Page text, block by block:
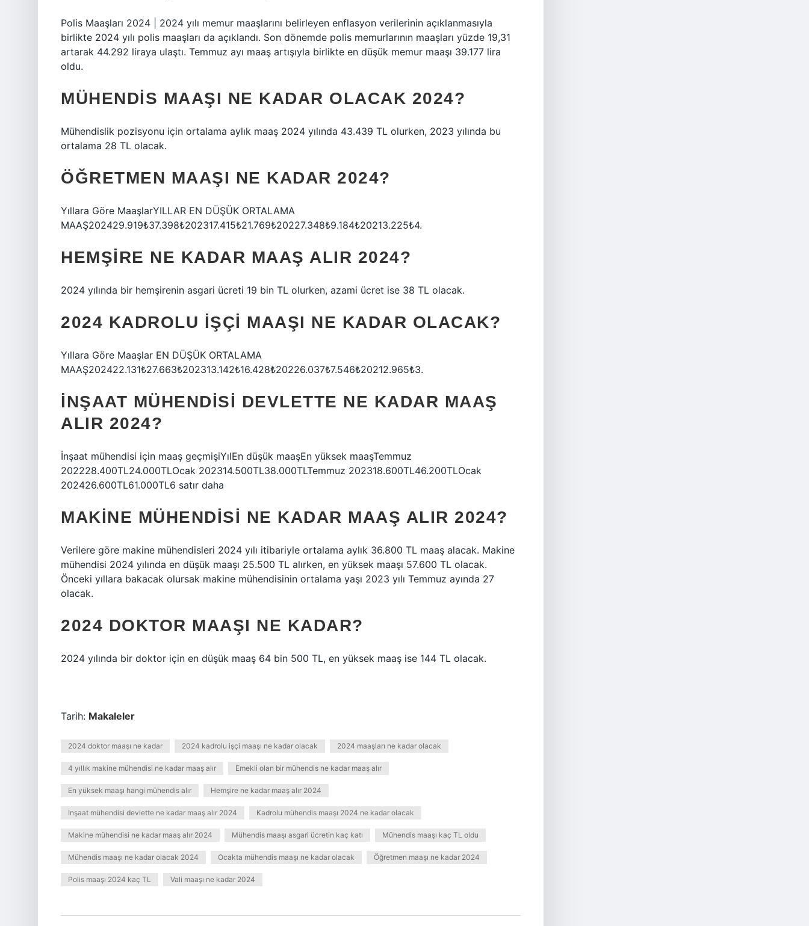
Polis Maaşları 2024 | 2024 yılı memur maaşlarını belirleyen enflasyon verilerinin açıklanmasıyla
birlikte 2024 yılı polis maaşları da açıklandı. Son dönemde polis memurlarının maaşları yüzde 19,31
artarak 44.292 liraya ulaştı. Temmuz ayı maaş artışıyla birlikte en düşük memur maaşı 39.177 lira
oldu.
MÜHENDIS MAAŞI NE KADAR OLACAK 2024?
Mühendislik pozisyonu için ortalama aylık maaş 2024 yılında 43.439 TL olurken, 2023 yılında bu
ortalama 28 TL olacak.
ÖĞRETMEN MAAŞI NE KADAR 2024?
Yıllara Göre MaaşlarYILLAR EN DÜŞÜK ORTALAMA
MAAŞ202429.919₺37.398₺202317.415₺21.769₺20227.348₺9.184₺20213.225₺4.
HEMŞIRE NE KADAR MAAŞ ALIR 2024?
2024 yılında bir hemşirenin asgari ücreti 19 bin TL olurken, azami ücret ise 38 TL olacak.
2024 KADROLU IŞÇI MAAŞI NE KADAR OLACAK?
Yıllara Göre Maaşlar EN DÜŞÜK ORTALAMA
MAAŞ202422.131₺27.663₺202313.142₺16.428₺20226.037₺7.546₺20212.965₺3.
İNŞAAT MÜHENDISI DEVLETTE NE KADAR MAAŞ
ALIR 2024?
İnşaat mühendisi için maaş geçmişiYılEn düşük maaşEn yüksek maaşTemmuz
202228.400TL24.000TLOcak 202314.500TL38.000TLTemmuz 202318.600TL46.200TLOcak
202426.600TL61.000TL6 satır daha
MAKINE MÜHENDISI NE KADAR MAAŞ ALIR 2024?
Verilere göre makine mühendisleri 2024 yılı itibariyle ortalama aylık 36.800 TL maaş alacak. Makine
mühendisi 2024 yılında en düşük maaşı 25.500 TL alırken, en yüksek maaşı 57.600 TL olacak.
Önceki yıllara bakacak olursak makine mühendisinin ortalama yaşı 2023 yılı Temmuz ayında 27
olacak.
2024 DOKTOR MAAŞI NE KADAR?
2024 yılında bir doktor için en düşük maaş 64 bin 500 TL, en yüksek maaş ise 144 TL olacak.
Tarih: Makaleler
2024 doktor maaşı ne kadar 2024 kadrolu işçi maaşı ne kadar olacak 2024 maaşları ne kadar olacak
4 yıllık makine mühendisi ne kadar maaş alır Emekli olan bir mühendis ne kadar maaş alır
En yüksek maaşı hangi mühendis alır Hemşire ne kadar maaş alır 2024
İnşaat mühendisi devlette ne kadar maaş alır 2024 Kadrolu mühendis maaşı 2024 ne kadar olacak
Makine mühendisi ne kadar maaş alır 2024 Mühendis maaşı asgari ücretin kaç katı Mühendis maaşı kaç TL oldu
Mühendis maaşı ne kadar olacak 2024 Ocakta mühendis maaşı ne kadar olacak Öğretmen maaşı ne kadar 2024
Polis maaşı 2024 kaç TL Vali maaşı ne kadar 2024